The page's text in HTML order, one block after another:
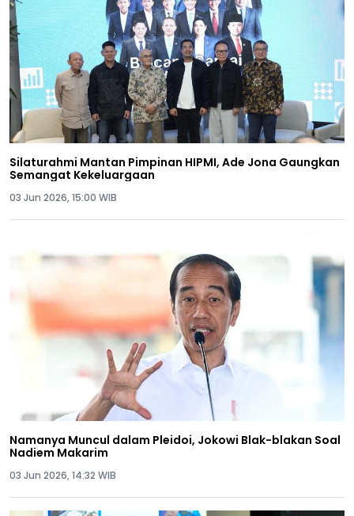
Silaturahmi Mantan Pimpinan HIPMI, Ade Jona Gaungkan
Semangat Kekeluargaan
03 Jun 2026, 15:00 WIB
Namanya Muncul dalam Pleidoi, Jokowi Blak-blakan Soal
Nadiem Makarim
03 Jun 2026, 14:32 WIB